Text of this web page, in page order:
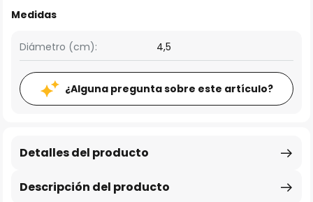
Medidas
Diámetro (cm): 4,5
¿Alguna pregunta sobre este artículo?
Descripción del producto
Detalles del producto